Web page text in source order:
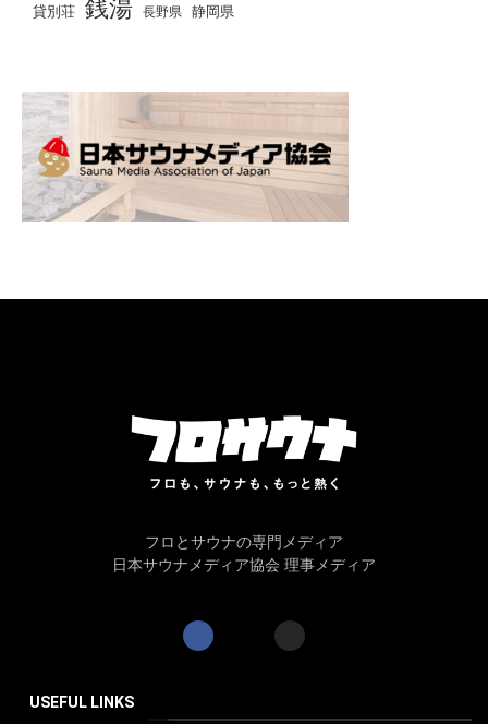
貸別荘 銭湯 長野県 静岡県
フロとサウナの専門メディア
日本サウナメディア協会 理事メディア
USEFUL LINKS